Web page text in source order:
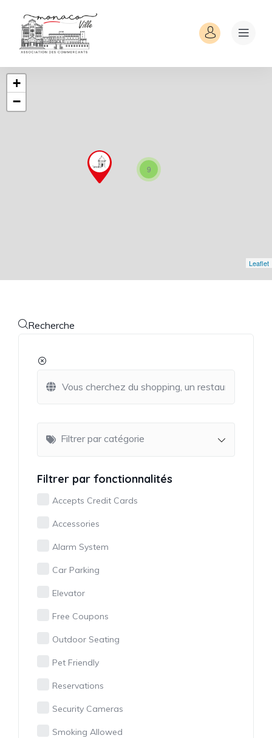
9
+
−
Leaflet
Recherche
Filtrer par catégorie
Filtrer par fonctionnalités
Accepts Credit Cards
Accessories
Alarm System
Car Parking
Elevator
Free Coupons
Outdoor Seating
Pet Friendly
Reservations
Security Cameras
Smoking Allowed